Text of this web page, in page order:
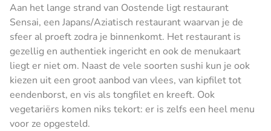
Aan het lange strand van Oostende ligt restaurant
Sensai, een Japans/Aziatisch restaurant waarvan je de
sfeer al proeft zodra je binnenkomt. Het restaurant is
gezellig en authentiek ingericht en ook de menukaart
liegt er niet om. Naast de vele soorten sushi kun je ook
kiezen uit een groot aanbod van vlees, van kipfilet tot
eendenborst, en vis als tongfilet en kreeft. Ook
vegetariërs komen niks tekort: er is zelfs een heel menu
voor ze opgesteld.